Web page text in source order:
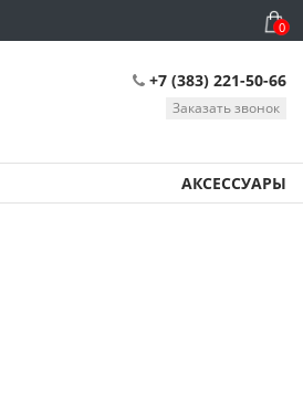
0
+7 (383) 221-50-66
Заказать звонок
АКСЕССУАРЫ